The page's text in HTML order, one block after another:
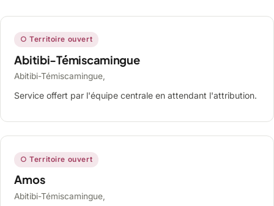
○ Territoire ouvert
Abitibi-Témiscamingue
Abitibi-Témiscamingue,
Service offert par l'équipe centrale en attendant l'attribution.
○ Territoire ouvert
Amos
Abitibi-Témiscamingue,